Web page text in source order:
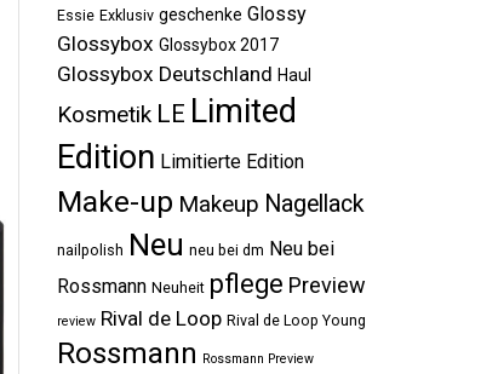
Essie Exklusiv geschenke Glossy
Glossybox Glossybox 2017
Glossybox Deutschland Haul
Kosmetik LE Limited
Edition Limitierte Edition
Make-up Makeup Nagellack
nailpolish Neu neu bei dm Neu bei
Rossmann Neuheit pflege Preview
review Rival de Loop Rival de Loop Young
Rossmann Rossmann Preview